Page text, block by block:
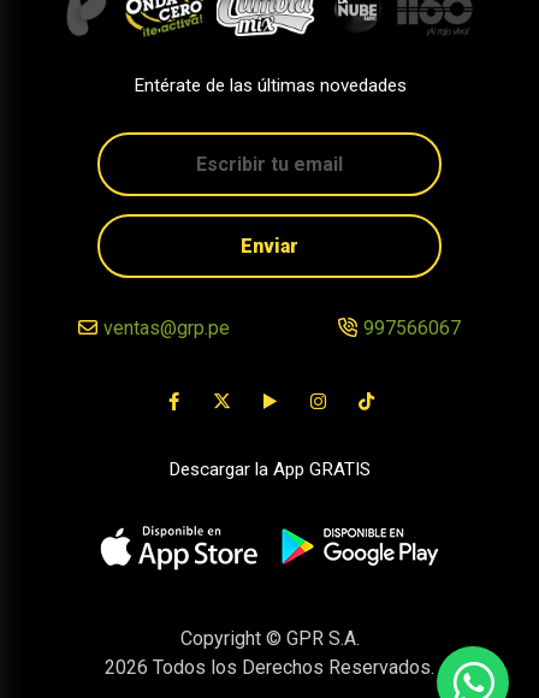
Entérate de las últimas novedades
Enviar
ventas@grp.pe 997566067
Descargar la App GRATIS
Copyright © GPR S.A.
2026 Todos los Derechos Reservados.